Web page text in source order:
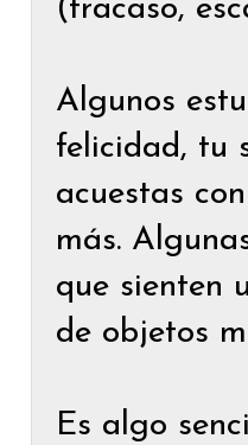
(fracaso,
Algunos
felicidad, tu
acuestas
más.
que sienten
de objetos
Es algo